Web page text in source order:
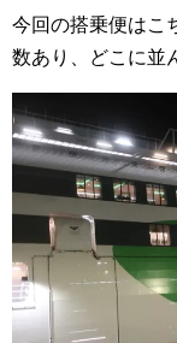
今回の搭乗便はこ
数あり、どこに並